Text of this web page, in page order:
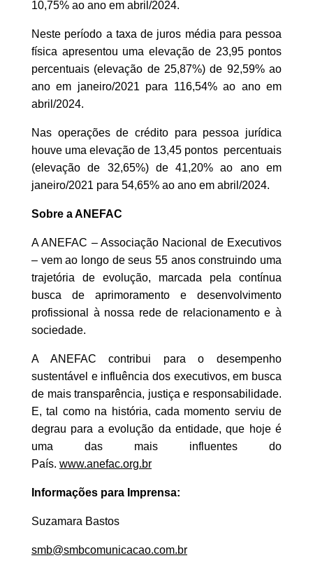
10,75% ao ano em abril/2024.
Neste período a taxa de juros média para pessoa
física apresentou uma elevação de 23,95 pontos
percentuais (elevação de 25,87%) de 92,59% ao
ano em janeiro/2021 para 116,54% ao ano em
abril/2024.
Nas operações de crédito para pessoa jurídica
houve uma elevação de 13,45 pontos percentuais
(elevação de 32,65%) de 41,20% ao ano em
janeiro/2021 para 54,65% ao ano em abril/2024.
Sobre a ANEFAC
A ANEFAC – Associação Nacional de Executivos
– vem ao longo de seus 55 anos construindo uma
trajetória de evolução, marcada pela contínua
busca de aprimoramento e desenvolvimento
profissional à nossa rede de relacionamento e à
sociedade.
A ANEFAC contribui para o desempenho
sustentável e influência dos executivos, em busca
de mais transparência, justiça e responsabilidade.
E, tal como na história, cada momento serviu de
degrau para a evolução da entidade, que hoje é
uma das mais influentes do
País. www.anefac.org.br
Informações para Imprensa:
Suzamara Bastos
smb@smbcomunicacao.com.br